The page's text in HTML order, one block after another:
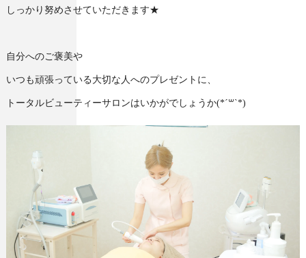
しっかり努めさせていただきます★
自分へのご褒美や
いつも頑張っている大切な人へのプレゼントに、
トータルビューティーサロンはいかがでしょうか(*´꒳`*)